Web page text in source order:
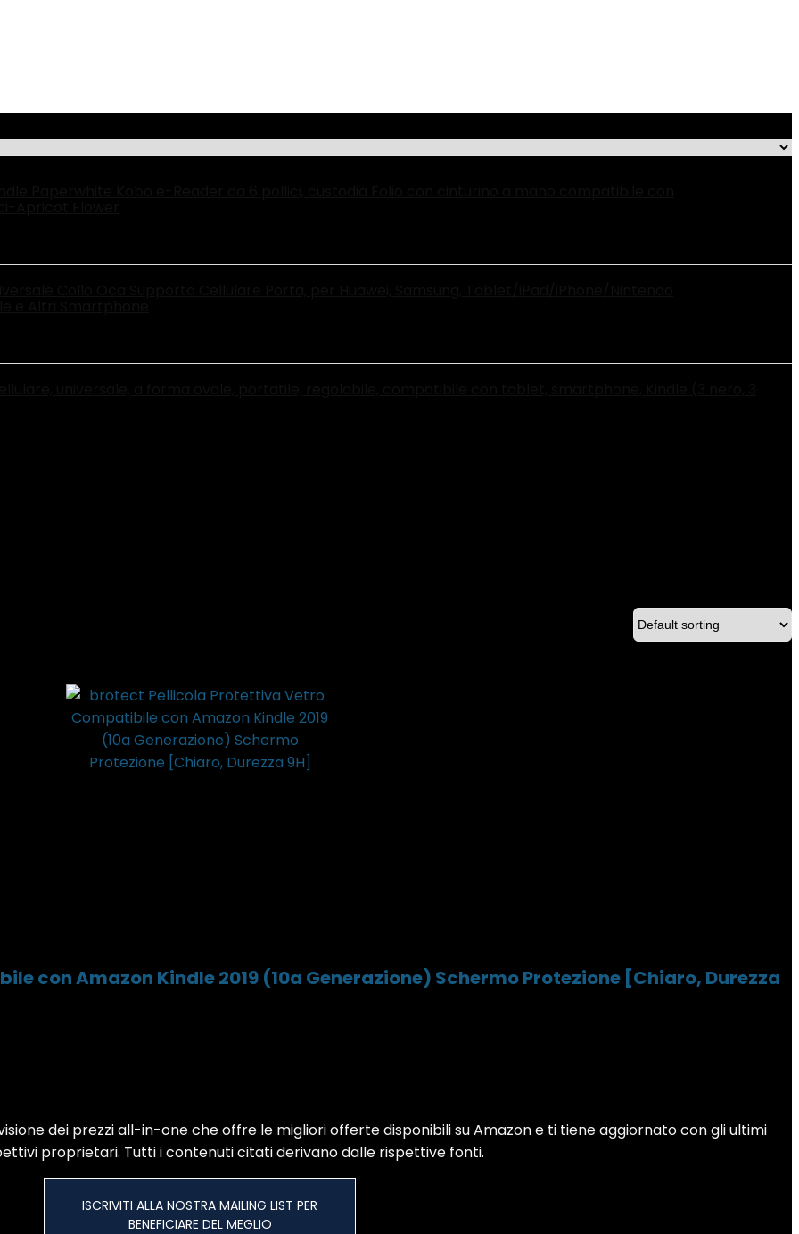
con Amazon Kindle 2019 (10a Generazione) Schermo Protezione [Chiaro, Durezza
dei prezzi all-in-one che offre le migliori offerte disponibili su Amazon e ti tiene aggiornato con gli ultimi
proprietari. Tutti i contenuti citati derivano dalle rispettive fonti.
ISCRIVITI ALLA NOSTRA MAILING LIST PER
BENEFICIARE DEL MEGLIO